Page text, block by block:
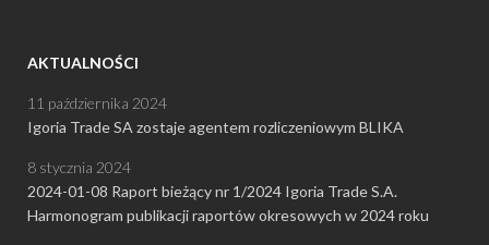
AKTUALNOŚCI
Igoria Trade SA zostaje agentem rozliczeniowym BLIKA
11 października 2024
2024-01-08 Raport bieżący nr 1/2024 Igoria Trade S.A.
Harmonogram publikacji raportów okresowych w 2024 roku
8 stycznia 2024